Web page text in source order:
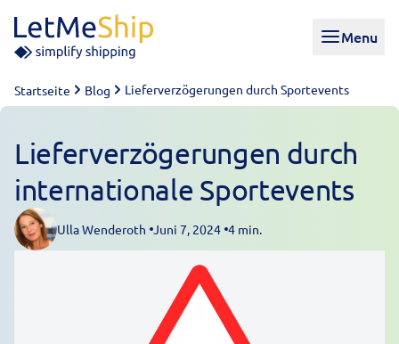
Menu
Startseite Blog Lieferverzögerungen durch Sportevents
Lieferverzögerungen durch
internationale Sportevents
Posted by
Ulla Wenderoth Juni 7, 2024 4 min.